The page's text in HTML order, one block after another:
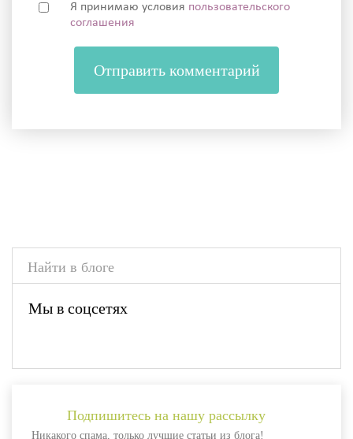
Я принимаю условия пользовательского
соглашения
Мы в соцсетях
Подпишитесь на нашу рассылку
Никакого спама, только лучшие статьи из блога!